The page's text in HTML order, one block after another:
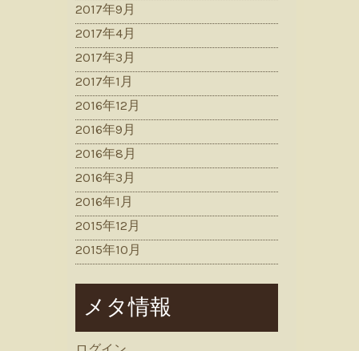
2017年9月
2017年4月
2017年3月
2017年1月
2016年12月
2016年9月
2016年8月
2016年3月
2016年1月
2015年12月
2015年10月
メタ情報